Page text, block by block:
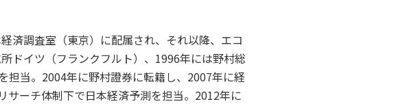
済調査室（東京）に配属され、それ以降、エコ
ドイツ（フランクフルト）、1996年には野村総
担当。2004年に野村證券に転籍し、2007年に経
サーチ体制下で日本経済予測を担当。2012年に